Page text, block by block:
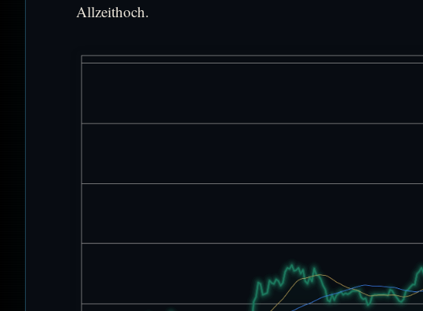
Allzeithoch.